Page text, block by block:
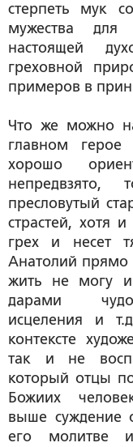
стерпеть мук
мужества для
настоящей
греховной
примеров в
Что же можно
главном герое
хорошо
пресловутый
страстей, хотя
грех и несет
Анатолий прямо
жить не могу
дарами
исцеления и
контексте
так и не
который отцы
Божиих
выше суждение
его молитве